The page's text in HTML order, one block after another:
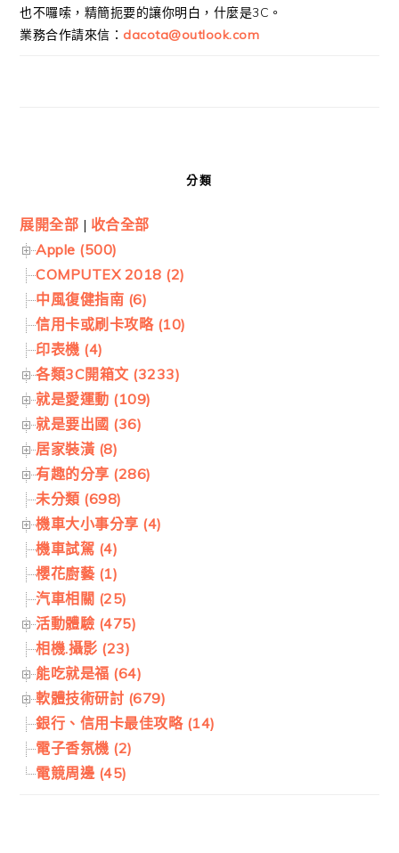
也不囉嗦，精簡扼要的讓你明白，什麼是3C。
業務合作請來信： dacota@outlook.com
分類
展開全部 | 收合全部
Apple (500)
COMPUTEX 2018 (2)
中風復健指南 (6)
信用卡或刷卡攻略 (10)
印表機 (4)
各類3C開箱文 (3233)
就是愛運動 (109)
就是要出國 (36)
居家裝潢 (8)
有趣的分享 (286)
未分類 (698)
機車大小事分享 (4)
機車試駕 (4)
櫻花廚藝 (1)
汽車相關 (25)
活動體驗 (475)
相機.攝影 (23)
能吃就是福 (64)
軟體技術研討 (679)
銀行、信用卡最佳攻略 (14)
電子香氛機 (2)
電競周邊 (45)